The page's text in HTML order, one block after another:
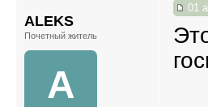
01
ALEKS
Почетный житель
A